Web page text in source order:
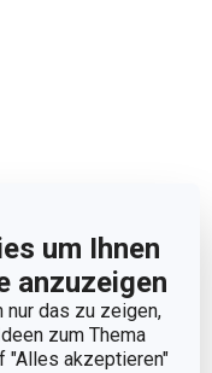
um Ihnen
anzuzeigen
nur das zu zeigen,
zum Thema
"Alles akzeptieren"
20